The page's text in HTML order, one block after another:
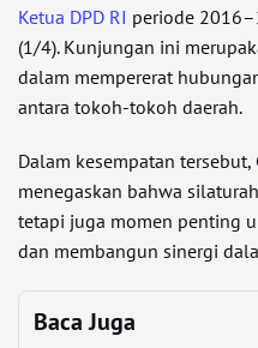
Ketua DPD RI periode
(1/4). Kunjungan ini
dalam mempererat
antara tokoh-tokoh daerah.
Dalam kesempatan
menegaskan bahwa
tetapi juga momen penting
dan membangun sinergi
Baca Juga